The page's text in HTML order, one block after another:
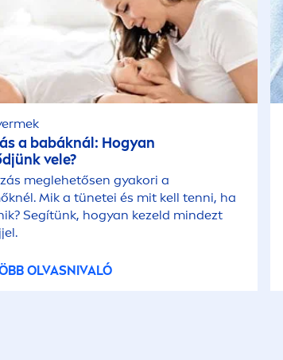
a babáknál: Hogyan
vele?
meglehetősen gyakori a
Mik a tünetei és mit kell tenni, ha
Segítünk, hogyan kezeld mindezt
OLVASNIVALÓ